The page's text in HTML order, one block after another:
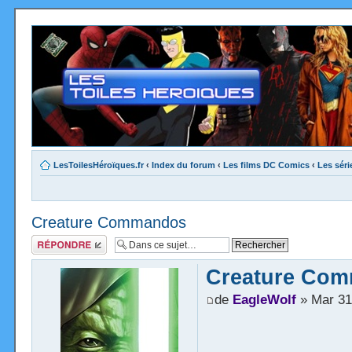
LesToilesHéroïques.fr ‹ Index du forum ‹ Les films DC Comics ‹ Les
Creature Commandos
Répondre
Creature
de EagleWolf» Mar